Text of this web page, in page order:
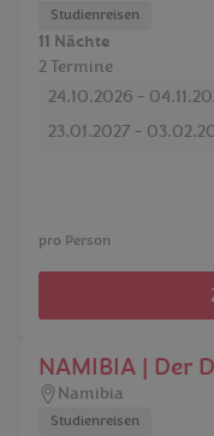
Studienreisen
11 Nächte
2 Termine
24.10.2026 -
23.01.2027 -
pro Person
NAMIBIA | Der
Namibia
Studienreisen